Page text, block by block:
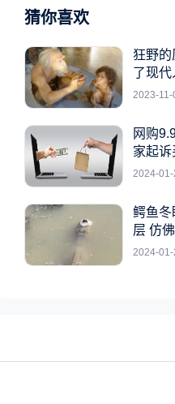
猜你喜欢
狂野
了现
2023-11-
网购
家起
2024-01-
鳄鱼冬
层 仿
2024-01-